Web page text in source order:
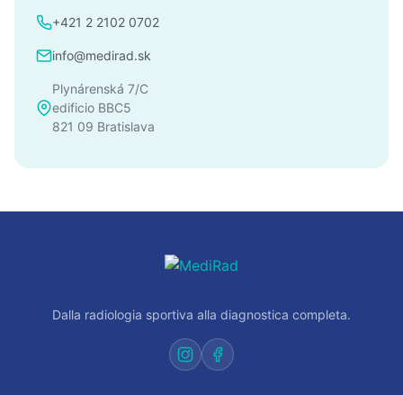
+421 2 2102 0702
info@medirad.sk
Plynárenská 7/C
edificio BBC5
821 09 Bratislava
Dalla radiologia sportiva alla diagnostica completa.